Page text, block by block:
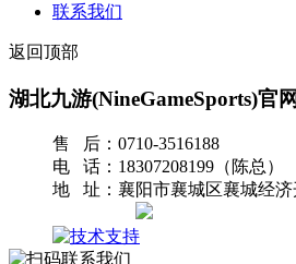
联系我们
返回顶部
湖北九游(NineGameSports)官
售 后：0710-3516188
电 话：18307208199（陈总）
地 址：襄阳市襄城区襄城经